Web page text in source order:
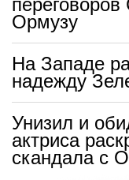
Ормузу
На Западе
надежду
Унизил и
актриса
скандала с